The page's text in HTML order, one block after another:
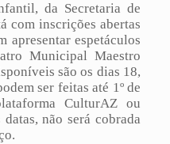
da Secretaria de
com inscrições abertas
apresentar espetáculos
Municipal Maestro
são os dias 18,
ser feitas até 1º de
CulturAZ ou
não será cobrada